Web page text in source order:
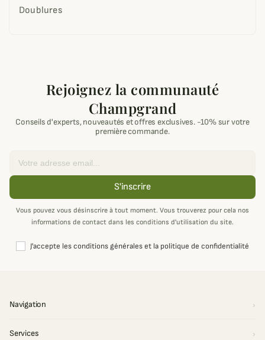
Doublures
Rejoignez la communauté
Champgrand
Conseils d'experts, nouveautés et offres exclusives. -10% sur votre
première commande.
S'inscrire
Vous pouvez vous désinscrire à tout moment. Vous trouverez pour cela nos
informations de contact dans les conditions d'utilisation du site.
J'accepte les conditions générales et la politique de confidentialité
Navigation
Services